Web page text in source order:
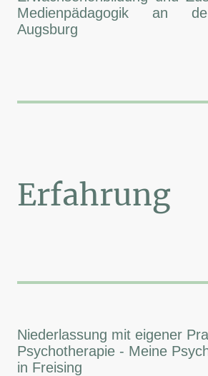
Medienpädagogik an
Augsburg
Erfahrung
Niederlassung mit eigener
Psychotherapie - Meine
in Freising